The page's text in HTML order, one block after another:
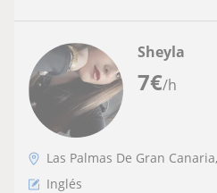
7€/h
Sheyla
Las Palmas De Gran
Inglés